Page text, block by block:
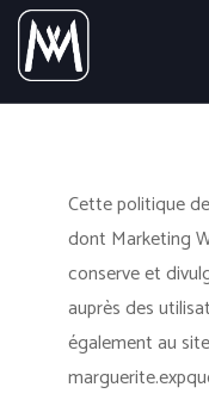
Cette politique
dont Marketing
conserve et
auprès des
également au